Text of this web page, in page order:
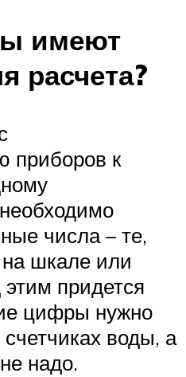
имеют
расчета?
приборов к
числа – те,
шкале или
придется
цифры нужно
воды, а
надо.